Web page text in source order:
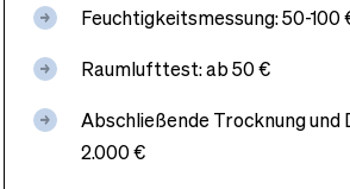
Feuchtigkeitsmessung: 50-100
Raumlufttest: ab 50 €
Abschließende Trocknung
2.000 €